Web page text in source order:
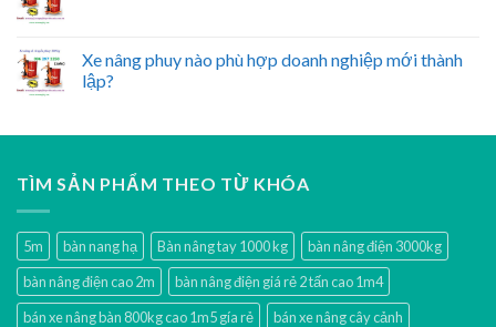
Xe nâng phuy nào phù hợp doanh nghiệp mới thành
lập?
TÌM SẢN PHẨM THEO TỪ KHÓA
5m bàn nang hạ Bàn nâng tay 1000 kg
bàn nâng điện 3000kg
bàn nâng điện cao 2m
bàn nâng điện giá rẻ 2 tấn cao 1m4
bán xe nâng bàn 800kg cao 1m5 gía rẻ
bán xe nâng cây cảnh